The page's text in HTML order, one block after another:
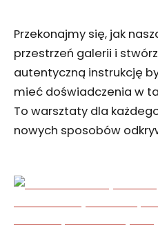
Przekonajmy się, jak
przestrzeń galerii i
autentyczną instrukcję
mieć doświadczenia w
To warsztaty dla
nowych sposobów